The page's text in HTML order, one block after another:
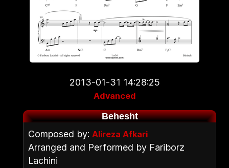
2013-01-31 14:28:25
Advanced
Behesht
Composed by: Alireza Afkari
Arranged and Performed by Fariborz
Lachini